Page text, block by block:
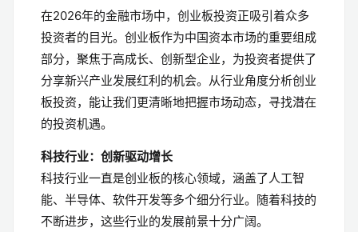
在2026年的金融市场中，创业板投资正吸引着众多
投资者的目光。创业板作为中国资本市场的重要组成
部分，聚焦于高成长、创新型企业，为投资者提供了
分享新兴产业发展红利的机会。从行业角度分析创业
板投资，能让我们更清晰地把握市场动态，寻找潜在
的投资机遇。
科技行业：创新驱动增长
科技行业一直是创业板的核心领域，涵盖了人工智
能、半导体、软件开发等多个细分行业。随着科技的
不断进步，这些行业的发展前景十分广阔。